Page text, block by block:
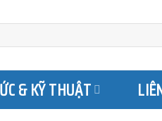
& KỸ THUẬT